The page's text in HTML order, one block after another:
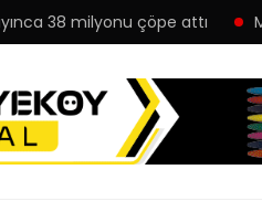
38 milyonu çöpe attı